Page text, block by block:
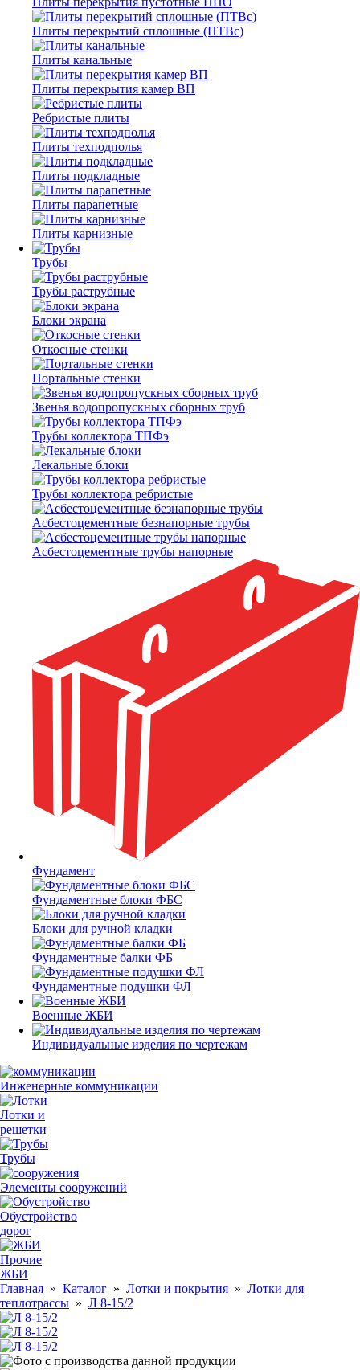
Плиты перекрытий сплошные (ПТВс)
Плиты канальные
Плиты перекрытия камер ВП
Ребристые плиты
Плиты техподполья
Плиты подкладные
Плиты парапетные
Плиты карнизные
Трубы
Трубы раструбные
Блоки экрана
Откосные стенки
Портальные стенки
Звенья водопропускных сборных труб
Трубы коллектора ТПФэ
Лекальные блоки
Трубы коллектора ребристые
Асбестоцементные безнапорные трубы
Асбестоцементные трубы напорные
Фундамент
Фундаментные блоки ФБС
Блоки для ручной кладки
Фундаментные балки ФБ
Фундаментные подушки ФЛ
Военные ЖБИ
Индивидуальные изделия по чертежам
Инженерные коммуникации
Лотки и
решетки
Трубы
Элементы сооружений
Обустройство
дорог
Прочие
ЖБИ
Главная » Каталог » Лотки и покрытия » Лотки для
теплотрассы » Л 8-15/2